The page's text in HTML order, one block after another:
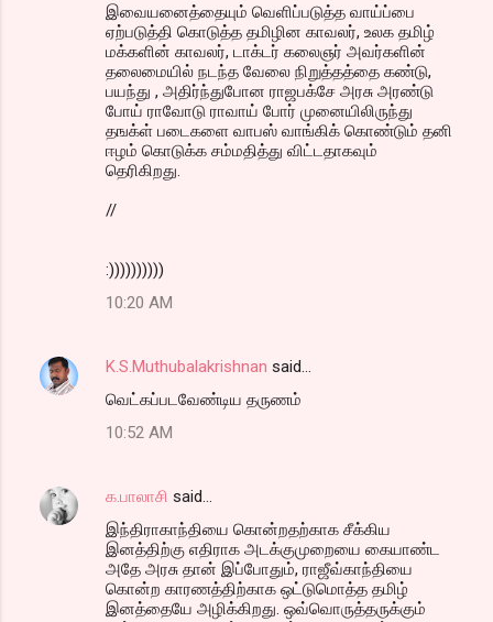
இவையனைத்தையும் வெளிப்படுத்த வாய்ப்பை
ஏற்படுத்தி கொடுத்த தமிழின காவலர், உலக தமிழ்
மக்களின் காவலர், டாக்டர் கலைஞர் அவர்களின்
தலைமையில் நடந்த வேலை நிறுத்தத்தை கண்டு,
பயந்து , அதிர்ந்துபோன ராஜபக்சே அரசு அரண்டு
போய் ராவோடு ராவாய் போர் முனையிலிருந்து
தஙக்ள் படைகளை வாபஸ் வாங்கிக் கொண்டும் தனி
ஈழம் கொடுக்க சம்மதித்து விட்டதாகவும்
தெரிகிறது.
//
:))))))))))
10:20 AM
K.S.Muthubalakrishnan said…
வெட்கப்படவேண்டிய தருணம்
10:52 AM
க.பாலாசி said…
இந்திராகாந்தியை கொன்றதற்காக சீக்கிய
இனத்திற்கு எதிராக அடக்குமுறையை கையாண்ட
அதே அரசு தான் இப்போதும், ராஜீவ்காந்தியை
கொன்ற காரணத்திற்காக ஒட்டுமொத்த தமிழ்
இனத்தையே அழிக்கிறது. ஒவ்வொருத்தருக்கும்